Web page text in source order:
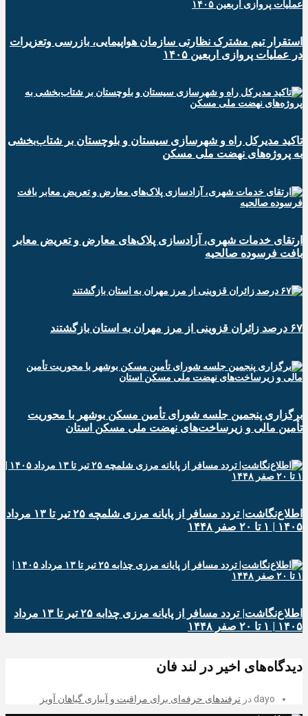
استقرار تیم مشترک نظارتی سازمان هواپیمایی، بازرسی وتعزیرات
در عملیات پروازی اربعین ۱۴۰۵
تاکید مدیرکل راه و شهرسازی سیستان و بلوچستان بر شتاب‌بخشی
به پروژه‌های نهضت ملی مسکن
ارتقای خدمات شهری، آزادسازی پلاک‌های معارض و تعریض معابر
بافت فرسوده صالحیه
۶۷ درصد زائران قزوینی از مرز مهران به استان بازگشتند
برگزاری پنجمین جلسه شورای تأمین مسکن بوشهر با محوریت
تأمین مالی و زیرساخت‌های نهضت ملی مسکن استان
اطلاع‌نگاشت| تردد مسافر از پایانه‌ مرزی شلمچه ۲۵ تیر تا ۱۳ مرداد
۱۴۰۵ | ۱ تا ۲۰ صفر ۱۴۴۸
اطلاع‌نگاشت| تردد مسافر از پایانه‌ مرزی چذابه ۲۵ تیر تا ۱۳ مرداد
۱۴۰۵ | ۱ تا ۲۰ صفر ۱۴۴۸
دیدگاه‌های اخیر در لند فان
dayo در ترفندهای حرفه‌ای برای مراقبت و آبیاری گیاهان آویز